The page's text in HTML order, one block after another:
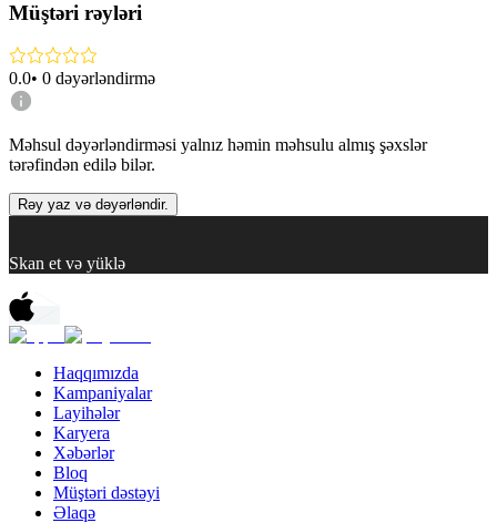
Müştəri rəyləri
0.0• 0 dəyərləndirmə
Məhsul dəyərləndirməsi yalnız həmin məhsulu almış şəxslər
tərəfindən edilə bilər.
Rəy yaz və dəyərləndir.
Skan et və yüklə
Haqqımızda
Kampaniyalar
Layihələr
Karyera
Xəbərlər
Bloq
Müştəri dəstəyi
Əlaqə